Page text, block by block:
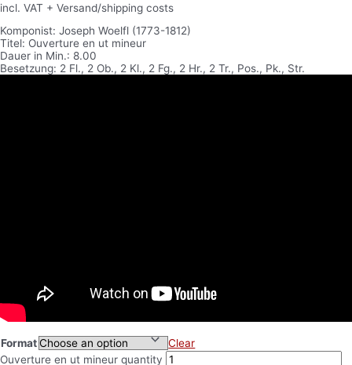
incl. VAT + Versand/shipping costs
Komponist: Joseph Woelfl (1773-1812)
Titel: Ouverture en ut mineur
Dauer in Min.: 8.00
Besetzung: 2 Fl., 2 Ob., 2 Kl., 2 Fg., 2 Hr., 2 Tr., Pos., Pk., Str.
Format
Clear
Ouverture en ut mineur quantity